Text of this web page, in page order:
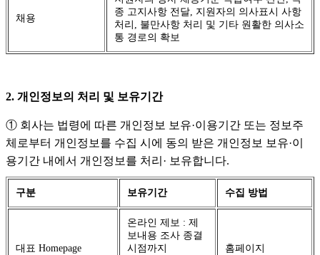
채용
종 고지사항 전달, 지원자의 의사표시 사항
처리, 불만사항 처리 및 기타 원활한 의사소
통 경로의 확보
2. 개인정보의 처리 및 보유기간
① 회사는 법령에 따른 개인정보 보유·이용기간 또는 정보주
체로부터 개인정보를 수집 시에 동의 받은 개인정보 보유·이
용기간 내에서 개인정보를 처리· 보유합니다.
구분 보유기간 수집 방법
대표 Homepage
온라인 제보 : 제
보내용 조사 종결
시점까지
홈페이지